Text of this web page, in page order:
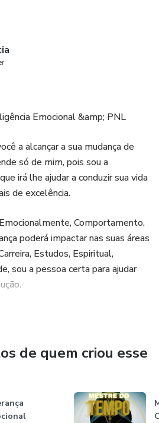
Emocional &amp; PNL
a alcançar a sua mudança de
só de mim, pois sou a
irá lhe ajudar a conduzir sua vida
de excelência.
Comportamento,
poderá impactar nas suas áreas
Estudos, Espiritual,
sou a pessoa certa para ajudar
sessões com desempenho no
e consistência o resultado
de Hipnose Clínica
Crenças e dar um novo
antes o bloqueavam, para que
seu resultado desejado.
de quem criou esse